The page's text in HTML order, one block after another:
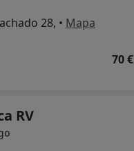
28, • Mapa
70 €
RV